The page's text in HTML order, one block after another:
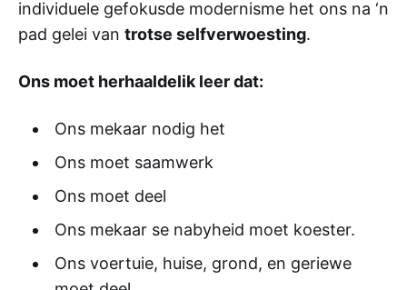
individuele gefokusde modernisme het ons na ‘n
pad gelei van trotse selfverwoesting.
Ons moet herhaaldelik leer dat:
Ons mekaar nodig het
Ons moet saamwerk
Ons moet deel
Ons mekaar se nabyheid moet koester.
Ons voertuie, huise, grond, en geriewe